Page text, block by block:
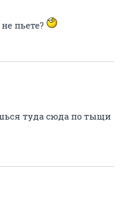
пьете?
туда сюда по тыщи